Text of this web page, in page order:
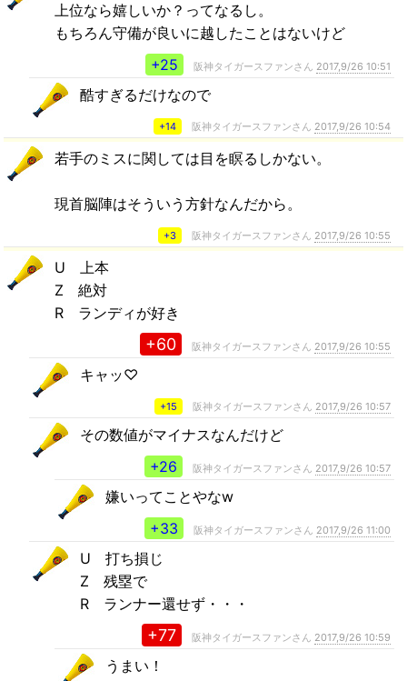
上位なら嬉しいか？ってなるし。
もちろん守備が良いに越したことはないけど
+25
阪神タイガースファンさん 2017,9/26 10:51
酷すぎるだけなので
+14 阪神タイガースファンさん 2017,9/26 10:54
若手のミスに関しては目を瞑るしかない。
現首脳陣はそういう方針なんだから。
+3 阪神タイガースファンさん 2017,9/26 10:55
U 上本
Z 絶対
R ランディが好き
+60 阪神タイガースファンさん 2017,9/26 10:55
キャッ♡
+15 阪神タイガースファンさん 2017,9/26 10:57
その数値がマイナスなんだけど
+26
阪神タイガースファンさん 2017,9/26 10:57
嫌いってことやなw
+33
阪神タイガースファンさん 2017,9/26 11:00
U 打ち損じ
Z 残塁で
R ランナー還せず・・・
+77 阪神タイガースファンさん 2017,9/26 10:59
うまい！